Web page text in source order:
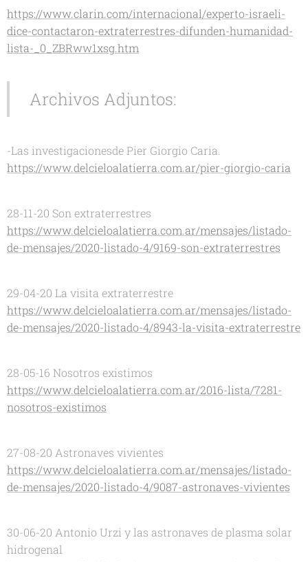
https://www.clarin.com/internacional/experto-israeli-
dice-contactaron-extraterrestres-difunden-humanidad-
lista-_0_ZBRww1xsg.htm
Archivos Adjuntos:
-Las investigacionesde Pier Giorgio Caria.
https://www.delcieloalatierra.com.ar/pier-giorgio-caria
28-11-20 Son extraterrestres
https://www.delcieloalatierra.com.ar/mensajes/listado-
de-mensajes/2020-listado-4/9169-son-extraterrestres
29-04-20 La visita extraterrestre
https://www.delcieloalatierra.com.ar/mensajes/listado-
de-mensajes/2020-listado-4/8943-la-visita-extraterrestre
28-05-16 Nosotros existimos
https://www.delcieloalatierra.com.ar/2016-lista/7281-
nosotros-existimos
27-08-20 Astronaves vivientes
https://www.delcieloalatierra.com.ar/mensajes/listado-
de-mensajes/2020-listado-4/9087-astronaves-vivientes
30-06-20 Antonio Urzi y las astronaves de plasma solar
hidrogenal